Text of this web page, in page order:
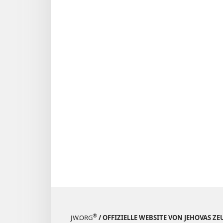
JW.ORG® / OFFIZIELLE WEBSITE VON JEHOVAS